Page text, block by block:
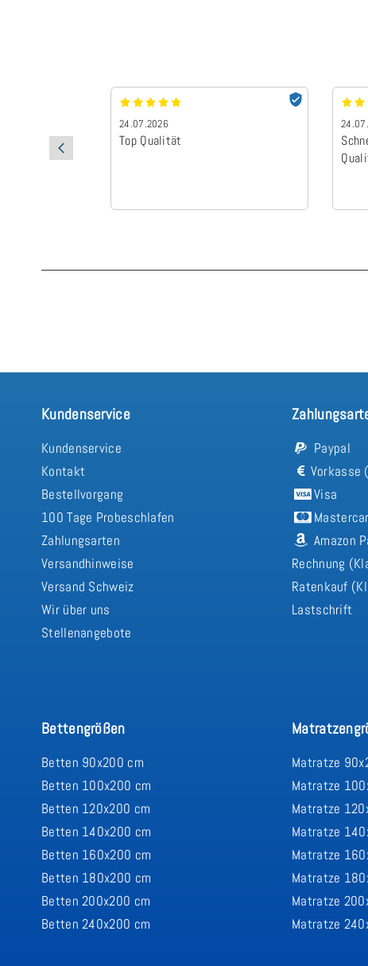
24.07.2026
Top Qualität
Kundenservice
Kundenservice
Kontakt
Bestellvorgang
100 Tage Probeschlafen
Zahlungsarten
Versandhinweise
Versand Schweiz
Wir über uns
Stellenangebote
Paypal
Vorkasse
Visa
Amazon
Rechnung
Ratenkauf
Lastschrift
Bettengrößen
Betten 90x200 cm
Betten 100x200 cm
Betten 120x200 cm
Betten 140x200 cm
Betten 160x200 cm
Betten 180x200 cm
Betten 200x200 cm
Betten 240x200 cm
Matratze
Matratze
Matratze
Matratze
Matratze
Matratze
Matratze
Matratze